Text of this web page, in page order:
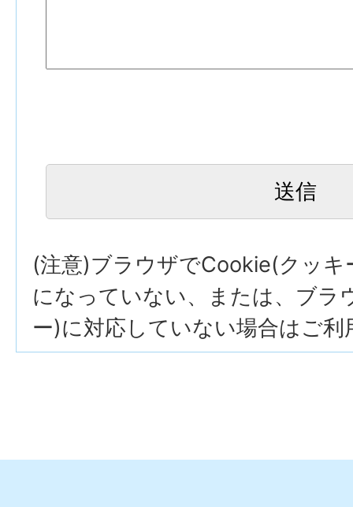
(注意)ブラウザでCookie(クッキ
になっていない、または、ブラ
ー)に対応していない場合はご利